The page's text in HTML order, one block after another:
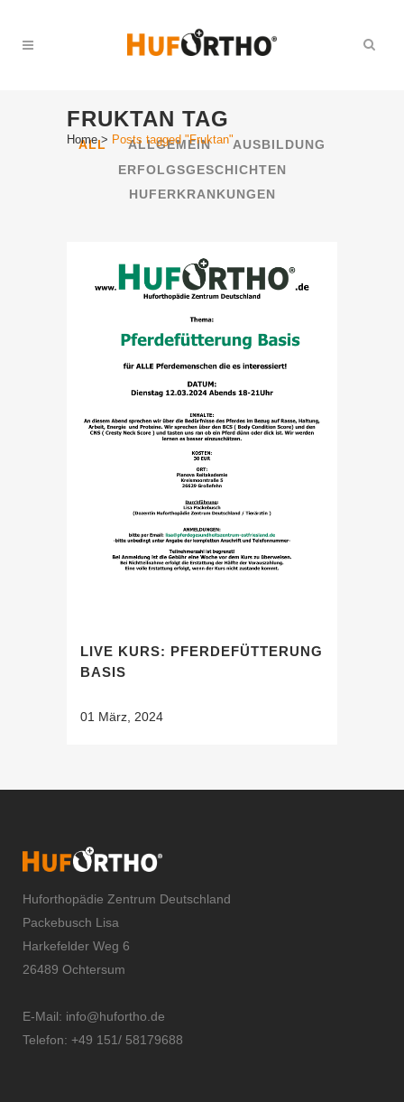
FRUKTAN TAG
Home> Posts tagged "Fruktan"
ALL ALLGEMEIN
AUSBILDUNG
ERFOLGSGESCHICHTEN
HUFERKRANKUNGEN
LIVE KURS: PFERDEFÜTTERUNG
BASIS
01 März, 2024
Huforthopädie Zentrum Deutschland
Packebusch Lisa
Harkefelder Weg 6
26489 Ochtersum
E-Mail: info@hufortho.de
Telefon: +49 151/ 58179688